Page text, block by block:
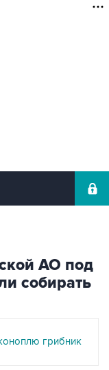
АО под
собирать
грибник